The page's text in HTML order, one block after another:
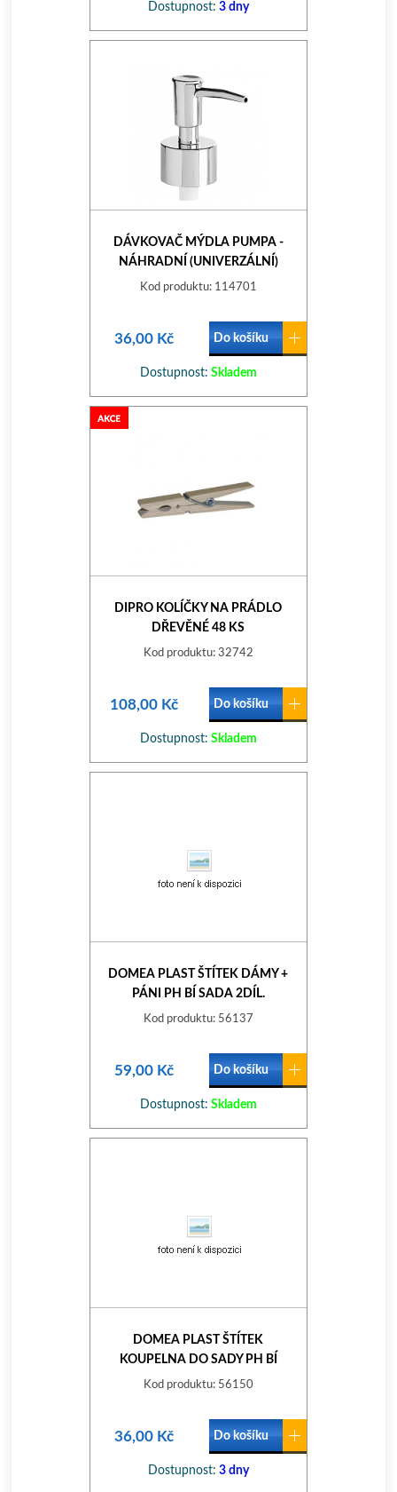
Dostupnost: 3 dny
DÁVKOVAČ MÝDLA PUMPA -
NÁHRADNÍ (UNIVERZÁLNÍ)
Kod produktu: 114701
36,00 Kč Do košíku
Dostupnost: Skladem
DIPRO KOLÍČKY NA PRÁDLO
DŘEVĚNÉ 48 KS
Kod produktu: 32742
108,00 Kč Do košíku
Dostupnost: Skladem
DOMEA PLAST ŠTÍTEK DÁMY +
PÁNI PH BÍ SADA 2DÍL.
Kod produktu: 56137
59,00 Kč Do košíku
Dostupnost: Skladem
DOMEA PLAST ŠTÍTEK
KOUPELNA DO SADY PH BÍ
Kod produktu: 56150
36,00 Kč Do košíku
Dostupnost: 3 dny